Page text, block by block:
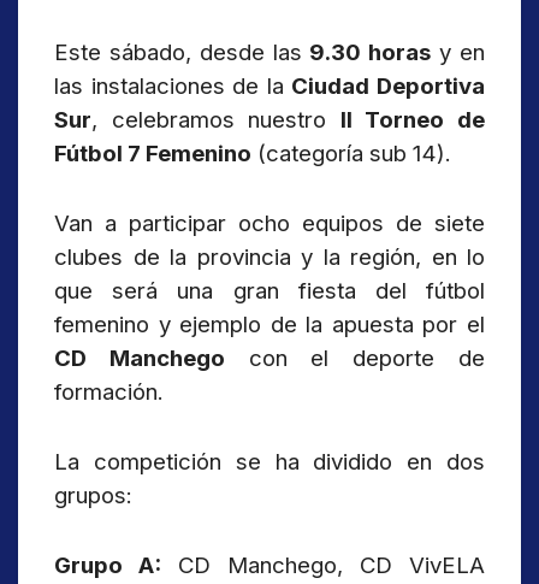
Este sábado, desde las 9.30 horas y en
las instalaciones de la Ciudad Deportiva
Sur, celebramos nuestro II Torneo de
Fútbol 7 Femenino (categoría sub 14).
Van a participar ocho equipos de siete
clubes de la provincia y la región, en lo
que será una gran fiesta del fútbol
femenino y ejemplo de la apuesta por el
CD Manchego con el deporte de
formación.
La competición se ha dividido en dos
grupos:
Grupo A: CD Manchego, CD VivELA